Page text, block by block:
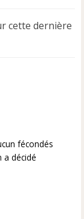
cette dernière
fécondés
a décidé